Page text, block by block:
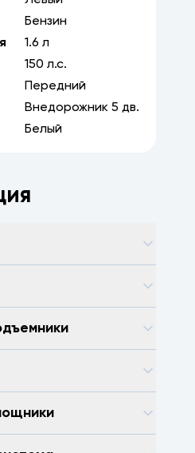
Бензин
1.6 л
150 л.с.
Передний
Внедорожник 5 дв.
Белый